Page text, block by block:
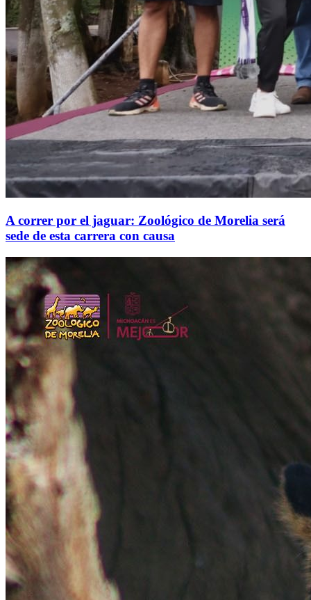
A correr por el jaguar: Zoológico de Morelia será
sede de esta carrera con causa